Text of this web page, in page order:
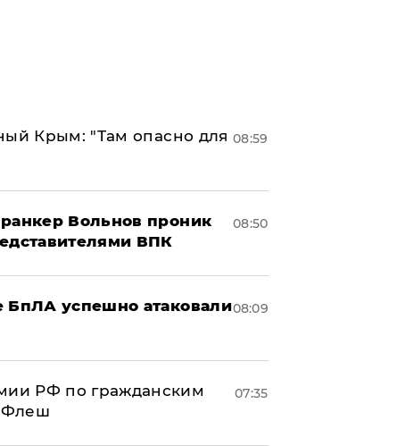
Крым: "Там опасно для 08:59
Вольнов проник
ВПК
08:50
БпЛА успешно атаковали08:09
РФ по гражданским
Флеш
07:35